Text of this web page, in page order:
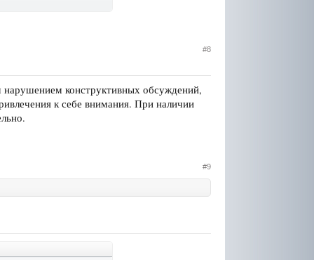
#8
конструктивных обсуждений,
к себе внимания. При наличии
#9